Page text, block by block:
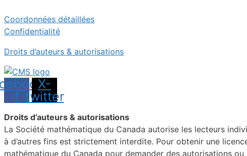
Coordonnées détaillées
Confidentialité
Droits d’auteurs & autorisations
f
X-
twitter
Droits d’auteurs & autorisations
La Société mathématique du Canada autorise les lecteurs
à d’autres fins est strictement interdite. Pour obtenir une
mathématique du Canada pour demander des autorisations